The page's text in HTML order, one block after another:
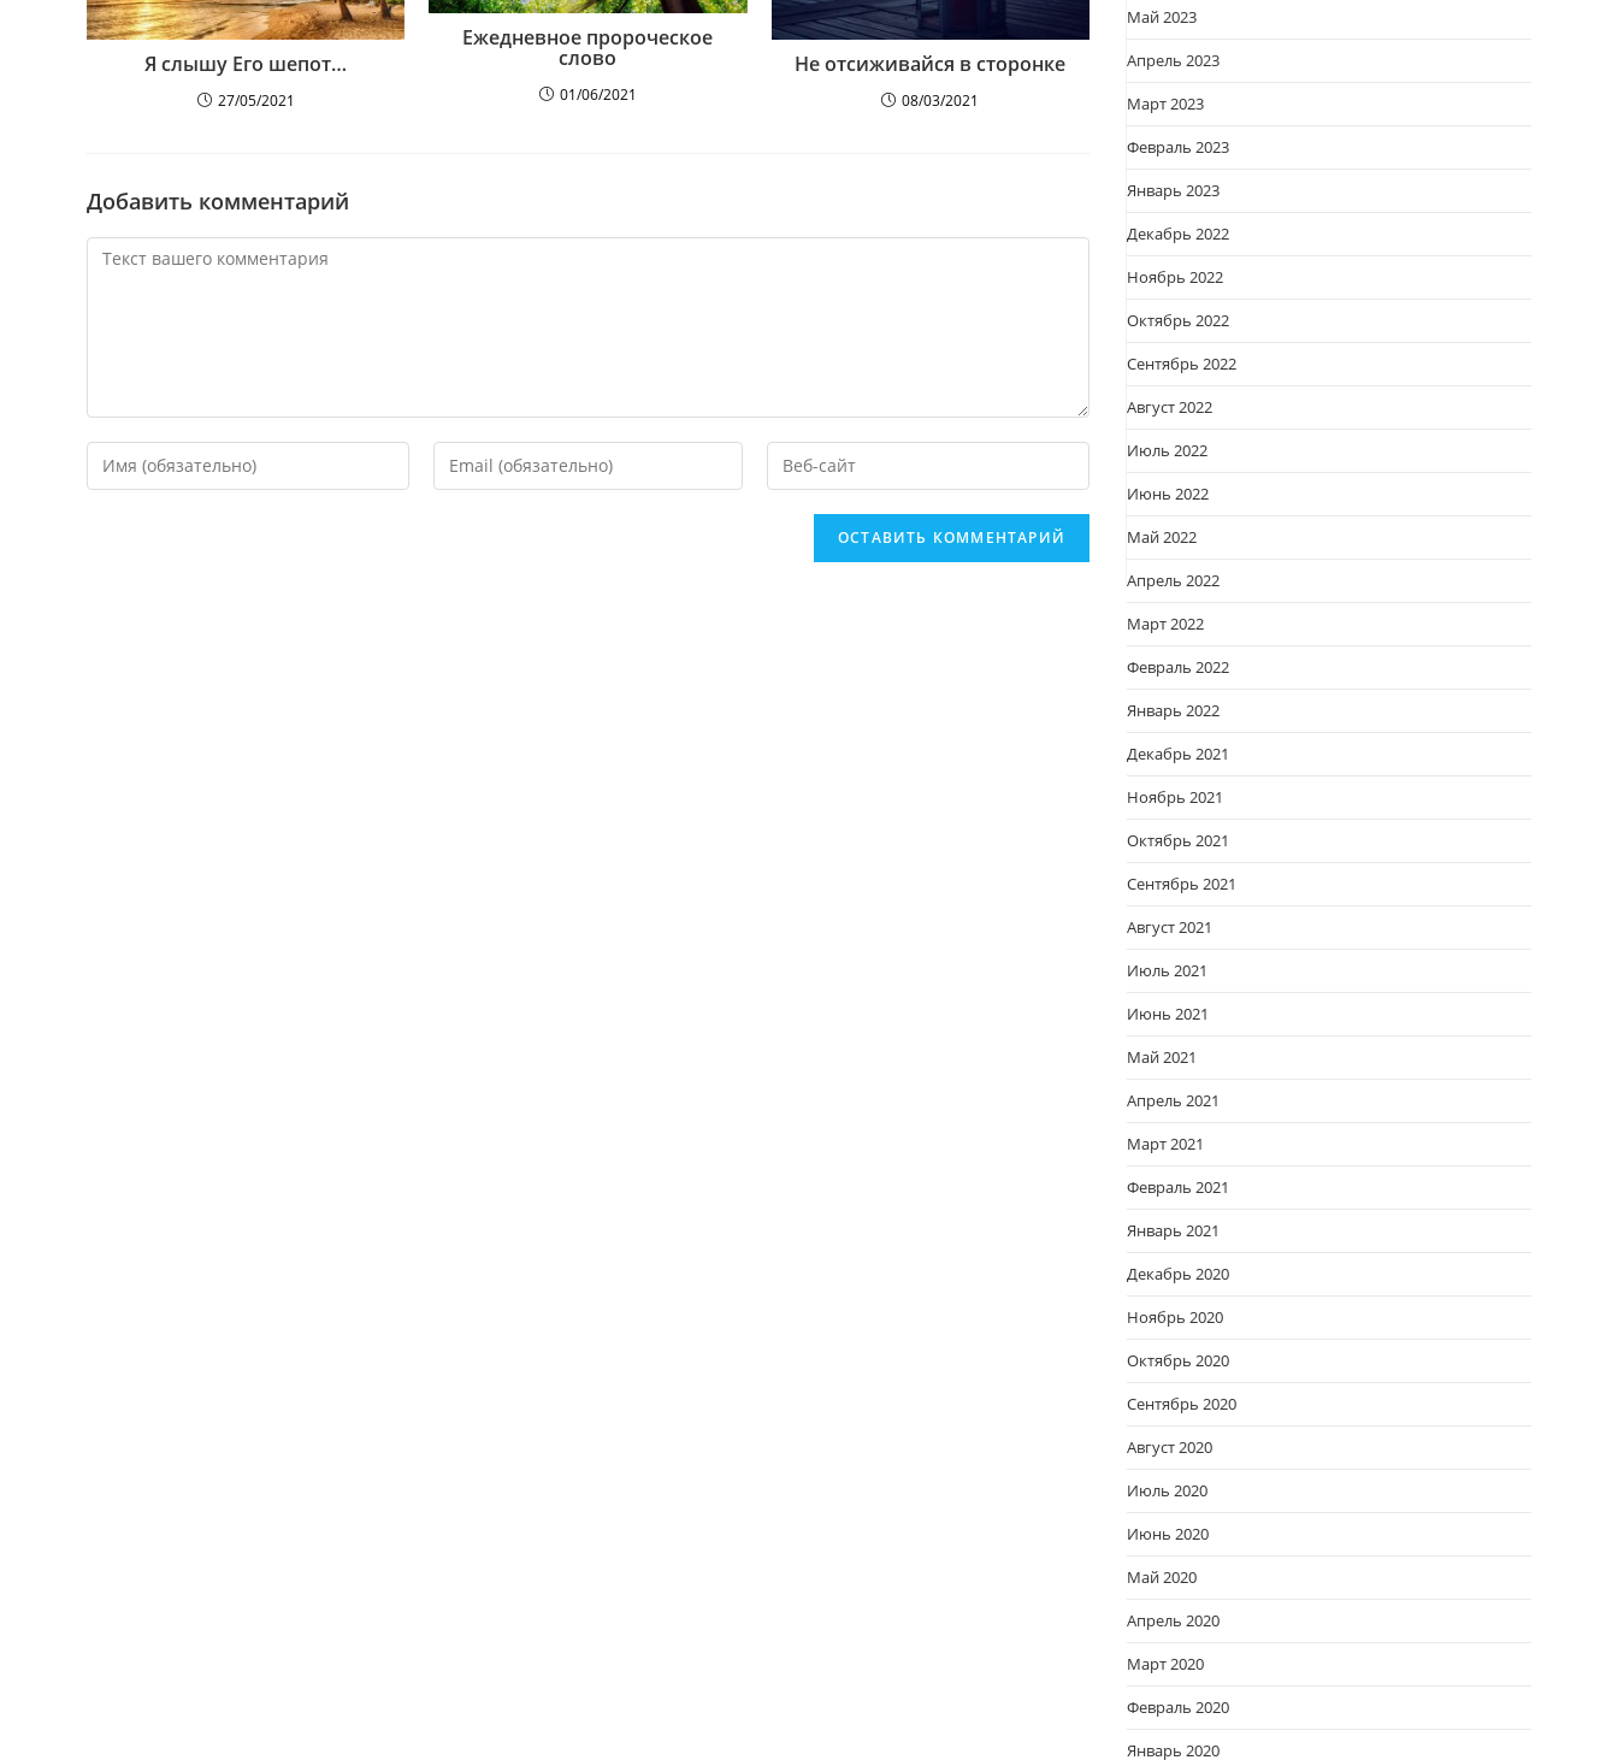
Я слышу Его шепот…
27/05/2021
Ежедневное пророческое
слово
01/06/2021
Не отсиживайся в сторонке
08/03/2021
Добавить комментарий
Май 2023
Апрель 2023
Март 2023
Февраль 2023
Январь 2023
Декабрь 2022
Ноябрь 2022
Октябрь 2022
Сентябрь 2022
Август 2022
Июль 2022
Июнь 2022
Май 2022
Апрель 2022
Март 2022
Февраль 2022
Январь 2022
Декабрь 2021
Ноябрь 2021
Октябрь 2021
Сентябрь 2021
Август 2021
Июль 2021
Июнь 2021
Май 2021
Апрель 2021
Март 2021
Февраль 2021
Январь 2021
Декабрь 2020
Ноябрь 2020
Октябрь 2020
Сентябрь 2020
Август 2020
Июль 2020
Июнь 2020
Май 2020
Апрель 2020
Март 2020
Февраль 2020
Январь 2020